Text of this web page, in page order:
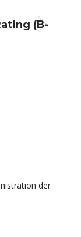
(B-
der